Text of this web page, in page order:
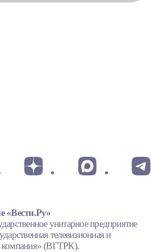
«Вести.Ру»
унитарное предприятие
телевизионная и
компания» (ВГТРК).